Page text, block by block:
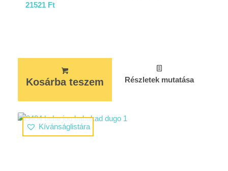
21521 Ft
Kosárba teszem Részletek mutatása
Kívánságlistára